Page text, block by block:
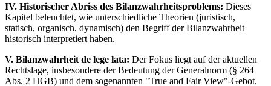
IV. Historischer Abriss des Bilanzwahrheitsproblems: Dieses
Kapitel beleuchtet, wie unterschiedliche Theorien (juristisch,
statisch, organisch, dynamisch) den Begriff der Bilanzwahrheit
historisch interpretiert haben.
V. Bilanzwahrheit de lege lata: Der Fokus liegt auf der aktuellen
Rechtslage, insbesondere der Bedeutung der Generalnorm (§ 264
Abs. 2 HGB) und dem sogenannten "True and Fair View"-Gebot.